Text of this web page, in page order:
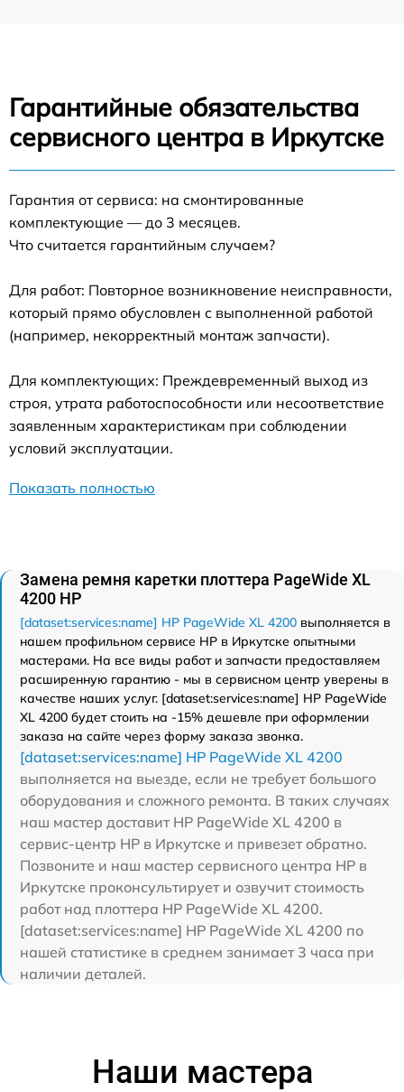
Гарантийные обязательства
сервисного центра в Иркутске
Гарантия от сервиса: на смонтированные
комплектующие — до 3 месяцев.
Что считается гарантийным случаем?
Для работ: Повторное возникновение неисправности,
который прямо обусловлен с выполненной работой
(например, некорректный монтаж запчасти).
Для комплектующих: Преждевременный выход из
строя, утрата работоспособности или несоответствие
заявленным характеристикам при соблюдении
условий эксплуатации.
Показать полностью
Замена ремня каретки плоттера PageWide XL
4200 HP
[dataset:services:name] HP PageWide XL 4200 выполняется в
нашем профильном сервисе HP в Иркутске опытными
мастерами. На все виды работ и запчасти предоставляем
расширенную гарантию - мы в сервисном центр уверены в
качестве наших услуг. [dataset:services:name] HP PageWide
XL 4200 будет стоить на -15% дешевле при оформлении
заказа на сайте через форму заказа звонка.
[dataset:services:name] HP PageWide XL 4200
выполняется на выезде, если не требует большого
оборудования и сложного ремонта. В таких случаях
наш мастер доставит HP PageWide XL 4200 в
сервис-центр HP в Иркутске и привезет обратно.
Позвоните и наш мастер сервисного центра HP в
Иркутске проконсультирует и озвучит стоимость
работ над плоттера HP PageWide XL 4200.
[dataset:services:name] HP PageWide XL 4200 по
нашей статистике в среднем занимает 3 часа при
наличии деталей.
Наши мастера